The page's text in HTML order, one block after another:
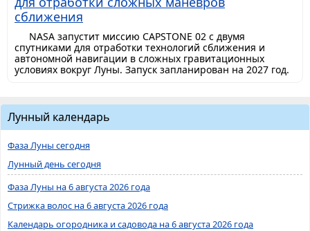
сближения
NASA запустит миссию CAPSTONE 02 с двумя
спутниками для отработки технологий сближения и
автономной навигации в сложных гравитационных
условиях вокруг Луны. Запуск запланирован на 2027 год.
Лунный календарь
Фаза Луны сегодня
Лунный день сегодня
Фаза Луны на 6 августа 2026 года
Стрижка волос на 6 августа 2026 года
Календарь огородника и садовода на 6 августа 2026 года